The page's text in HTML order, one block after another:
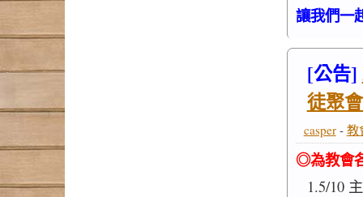
讓我們一
[公告]
徒聚
casper- 教
◎為教會
1.5/10